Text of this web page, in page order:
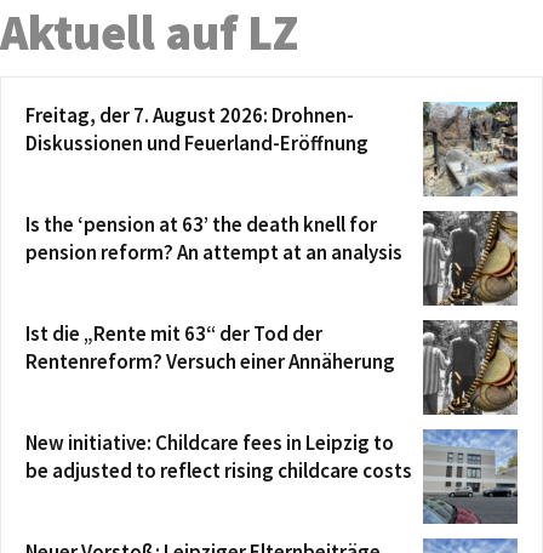
Aktuell auf LZ
Freitag, der 7. August 2026: Drohnen-
Diskussionen und Feuerland-Eröffnung
Is the ‘pension at 63’ the death knell for
pension reform? An attempt at an analysis
Ist die „Rente mit 63“ der Tod der
Rentenreform? Versuch einer Annäherung
New initiative: Childcare fees in Leipzig to
be adjusted to reflect rising childcare costs